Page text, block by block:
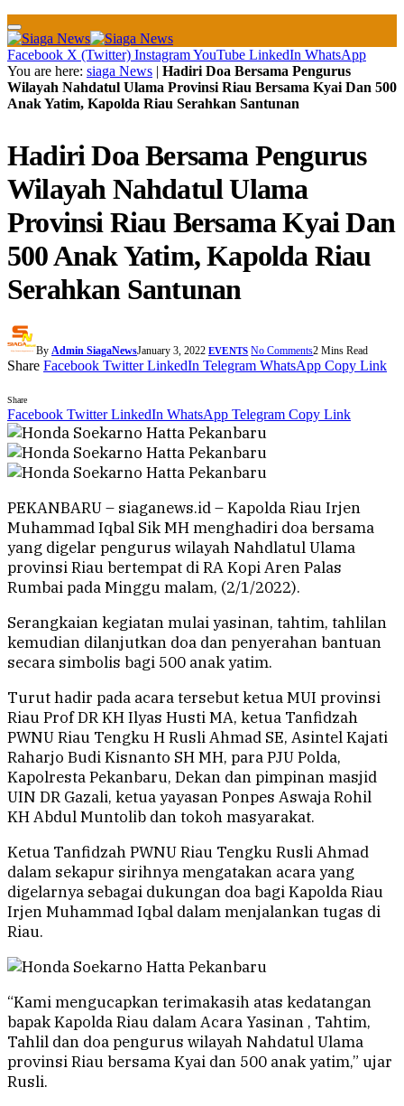
Facebook X (Twitter) InstagramYouTube LinkedIn WhatsApp
You are here: siaga News | Hadiri Doa Bersama Pengurus
Wilayah Nahdatul Ulama Provinsi Riau Bersama Kyai Dan 500
Anak Yatim, Kapolda Riau Serahkan Santunan
Hadiri Doa Bersama Pengurus
Wilayah Nahdatul Ulama
Provinsi Riau Bersama Kyai Dan
500 Anak Yatim, Kapolda Riau
Serahkan Santunan
By Admin SiagaNewsJanuary 3, 2022 EVENTS No Comments2 Mins Read
Share Facebook Twitter LinkedIn Telegram WhatsApp Copy Link
Share
Facebook Twitter LinkedIn WhatsApp Telegram Copy Link
PEKANBARU – siaganews.id – Kapolda Riau Irjen
Muhammad Iqbal Sik MH menghadiri doa bersama
yang digelar pengurus wilayah Nahdlatul Ulama
provinsi Riau bertempat di RA Kopi Aren Palas
Rumbai pada Minggu malam, (2/1/2022).
Serangkaian kegiatan mulai yasinan, tahtim, tahlilan
kemudian dilanjutkan doa dan penyerahan bantuan
secara simbolis bagi 500 anak yatim.
Turut hadir pada acara tersebut ketua MUI provinsi
Riau Prof DR KH Ilyas Husti MA, ketua Tanfidzah
PWNU Riau Tengku H Rusli Ahmad SE, Asintel Kajati
Raharjo Budi Kisnanto SH MH, para PJU Polda,
Kapolresta Pekanbaru, Dekan dan pimpinan masjid
UIN DR Gazali, ketua yayasan Ponpes Aswaja Rohil
KH Abdul Muntolib dan tokoh masyarakat.
Ketua Tanfidzah PWNU Riau Tengku Rusli Ahmad
dalam sekapur sirihnya mengatakan acara yang
digelarnya sebagai dukungan doa bagi Kapolda Riau
Irjen Muhammad Iqbal dalam menjalankan tugas di
Riau.
“Kami mengucapkan terimakasih atas kedatangan
bapak Kapolda Riau dalam Acara Yasinan , Tahtim,
Tahlil dan doa pengurus wilayah Nahdatul Ulama
provinsi Riau bersama Kyai dan 500 anak yatim,” ujar
Rusli.